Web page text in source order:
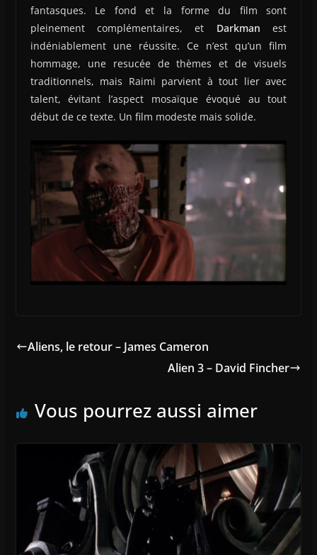
fantasques. Le fond et la forme du film sont
pleinement complémentaires, et Darkman est
indéniablement une réussite. Ce n’est qu’un film
hommage, une resucée de thèmes et de visuels
traditionnels, mais Raimi parvient à tout lier avec
talent, évitant l’aspect mosaïque évoqué au tout
début de ce texte. Un film modeste mais solide.
Aliens, le retour – James Cameron
Alien 3 – David Fincher
Vous pourrez aussi aimer